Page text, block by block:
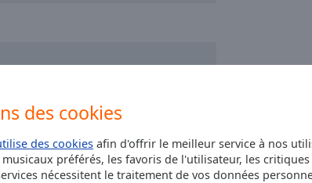
des cookies
des cookies afin d'offrir le meilleur service à nos
préférés, les favoris de l'utilisateur, les
nécessitent le traitement de vos données
Remix)